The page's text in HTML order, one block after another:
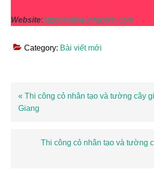
Website:https://vatlieunhaxinh.com
Category: Bài viết mới
Bài
viết
« Thi công cỏ nhân tạo và tường cây
Giang
Bài
Thi công cỏ nhân tạo và tường